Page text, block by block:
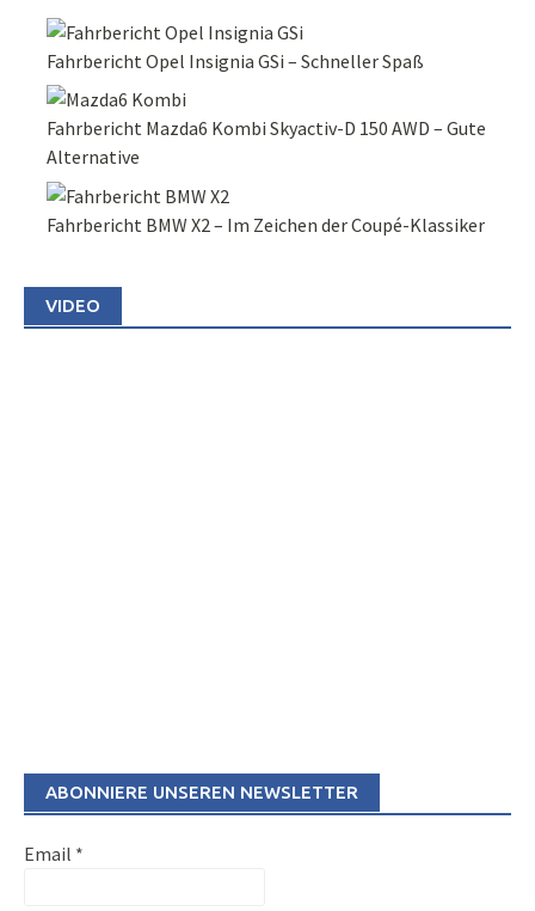
Fahrbericht Opel Insignia GSi – Schneller Spaß
Fahrbericht Mazda6 Kombi Skyactiv-D 150 AWD – Gute
Alternative
Fahrbericht BMW X2 – Im Zeichen der Coupé-Klassiker
VIDEO
ABONNIERE UNSEREN NEWSLETTER
Email *